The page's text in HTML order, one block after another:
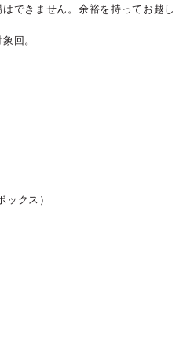
できません。余裕を持ってお越し
回。
ックス）